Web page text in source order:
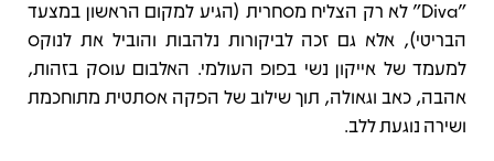
"Diva" לא רק הצליח מסחרית (הגיע למקום הראשון במצעד
הבריטי), אלא גם זכה לביקורות נלהבות והוביל את לנוקס
למעמד של אייקון נשי בפופ העולמי. האלבום עוסק בזהות,
אהבה, כאב וגאולה, תוך שילוב של הפקה אסתטית מתוחכמת
ושירה נוגעת ללב.